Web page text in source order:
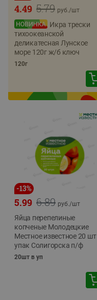
5.79
4.49 руб./шт
Икра трески
тихоокеанской
деликатесная Лунское
море 120г ж/б ключ
120г
-13%
6.89
5.99 руб./шт
Яйца перепелиные
копченые Молодецкие
Местное известное 20 шт
упак Солигорска п/ф
20шт в уп